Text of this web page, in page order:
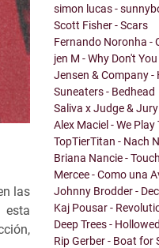
las
esta
simon lucas -
Scott Fisher - Scars
Fernando Noronha -
jen M - Why Don't
Jensen & Company -
Suneaters - Bedhead
Saliva x Judge &
Alex Maciel - We
TopTierTitan - Nach
Briana Nancie - Touch
Mercee - Como una
Johnny Brodder -
Kaj Pousar -
Deep Trees -
Rip Gerber - Boat for